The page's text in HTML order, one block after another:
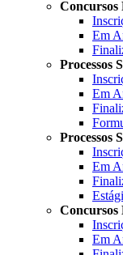
Concursos
Em
Processos
Em
Processos
Em
Concursos
Em